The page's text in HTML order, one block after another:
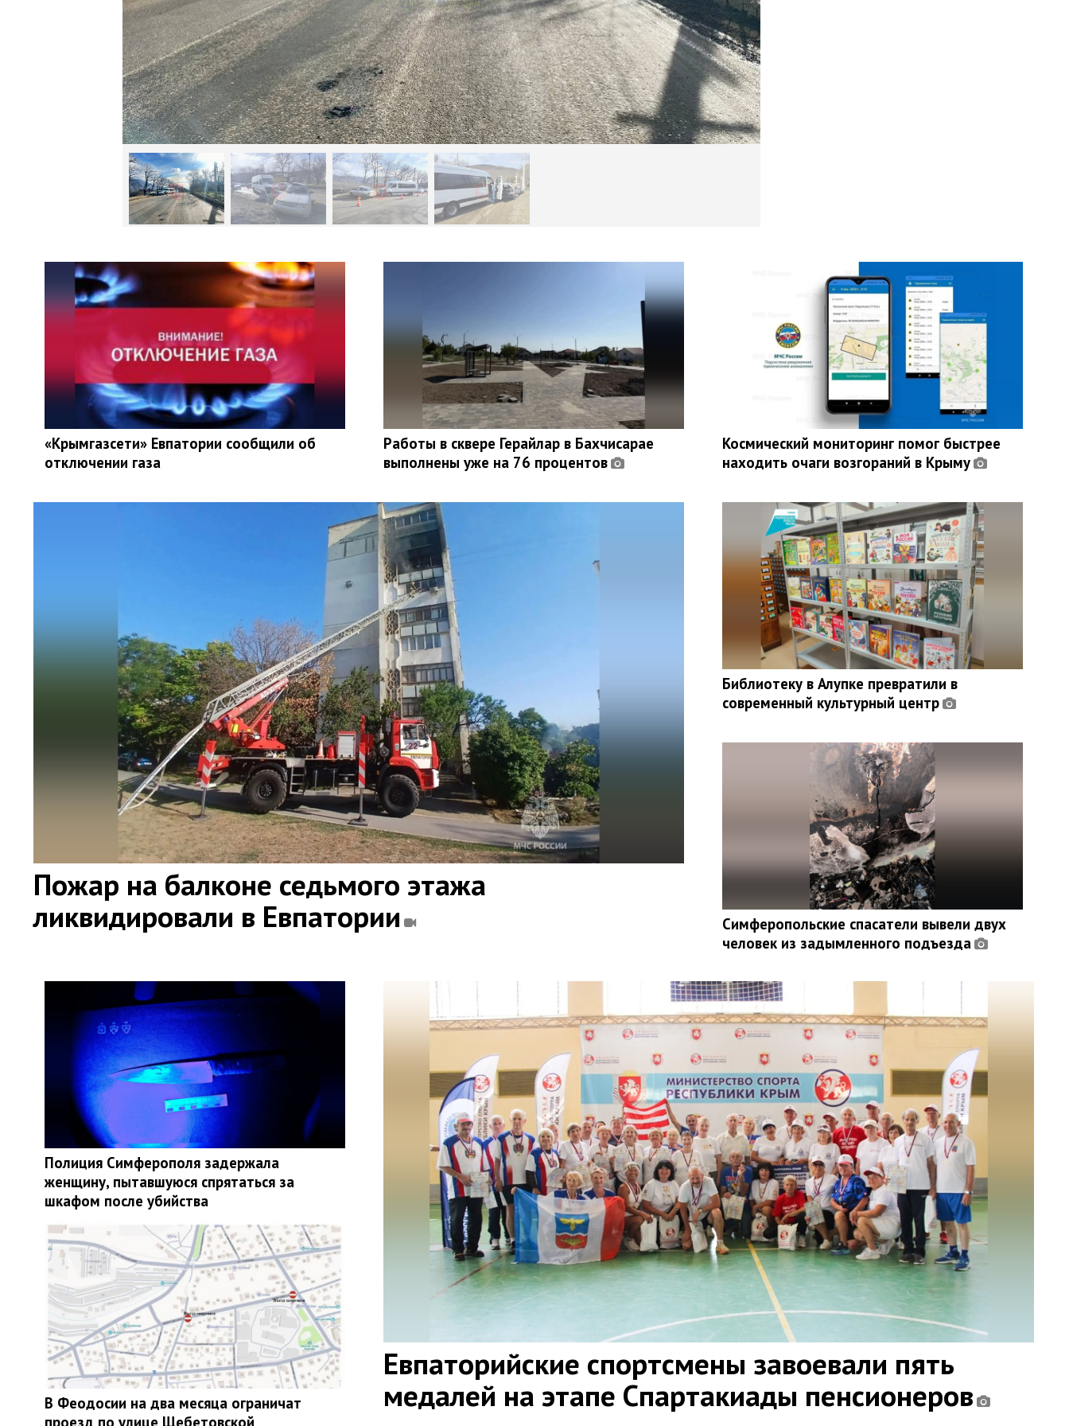
«Крымгазсети» Евпатории сообщили об
отключении газа
Работы в сквере Герайлар в Бахчисарае
выполнены уже на 76 процентов
Космический мониторинг помог быстрее
находить очаги возгораний в Крыму
Пожар на балконе седьмого этажа
ликвидировали в Евпатории
Библиотеку в Алупке превратили в
современный культурный центр
Симферопольские спасатели вывели двух
человек из задымленного подъезда
Евпаторийские спортсмены завоевали пять
медалей на этапе Спартакиады пенсионеров
Полиция Симферополя задержала
женщину, пытавшуюся спрятаться за
шкафом после убийства
В Феодосии на два месяца ограничат
проезд по улице Щебетовской